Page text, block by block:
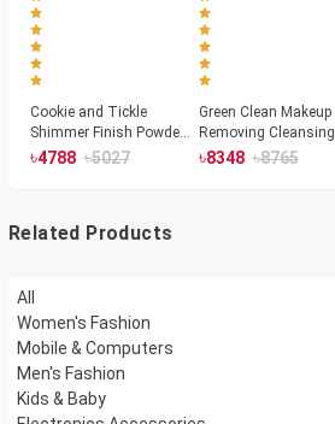
Cookie and Tickle
Shimmer Finish Powder
Highlighters
৳4788 ৳5027
Green Clean Makeup
Removing Cleansing
Balm
৳8348 ৳8765
Related Products
All
Women's Fashion
Mobile & Computers
Men's Fashion
Kids & Baby